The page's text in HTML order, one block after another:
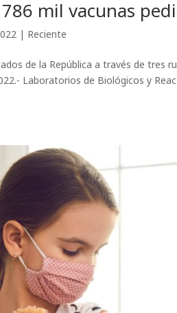
mil vacunas
| Reciente
de la República a través de tres
Laboratorios de Biológicos y